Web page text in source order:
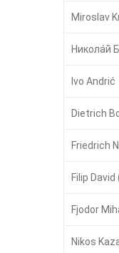
Miroslav
Никола́й
Ivo Andrić
Dietrich
Friedrich
Filip
Fjodor
Nikos